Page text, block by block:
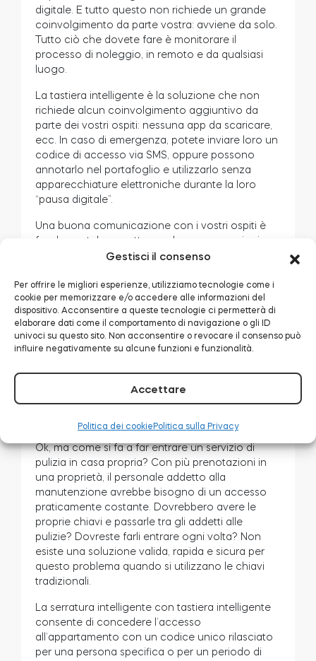
Gestisci il consenso
Per offrire le migliori esperienze, utilizziamo tecnologie come i
cookie per memorizzare e/o accedere alle informazioni del
dispositivo. Acconsentire a queste tecnologie ci permetterà di
elaborare dati come il comportamento di navigazione o gli ID
univoci su questo sito. Non acconsentire o revocare il consenso può
influire negativamente su alcune funzioni e funzionalità.
Accettare
Politica dei cookie Politica sulla Privacy
digitale. E tutto questo non richiede un grande
coinvolgimento da parte vostra: avviene da solo.
Tutto ciò che dovete fare è monitorare il
processo di noleggio, in remoto e da qualsiasi
luogo.
La tastiera intelligente è la soluzione che non
richiede alcun coinvolgimento aggiuntivo da
parte dei vostri ospiti: nessuna app da scaricare,
ecc. In caso di emergenza, potete inviare loro un
codice di accesso via SMS, oppure possono
annotarlo nel portafoglio e utilizzarlo senza
apparecchiature elettroniche durante la loro
“pausa digitale”.
Una buona comunicazione con i vostri ospiti è
fondamentale per ottenere buone recensioni e
aumentare il numero di prenotazioni. Anche gli
tutto, dalle richieste di prenotazione alle
domande degli ospiti. L’automazione della
messaggistica aiuterà a ridurre al minimo le
attività ripetitive e a risolvere rapidamente i
potenziali problemi che possono sorgere. Il tutto
comunicazione.
Ok, ma come si fa a far entrare un servizio di
pulizia in casa propria? Con più prenotazioni in
una proprietà, il personale addetto alla
manutenzione avrebbe bisogno di un accesso
praticamente costante. Dovrebbero avere le
proprie chiavi e passarle tra gli addetti alle
pulizie? Dovreste farli entrare ogni volta? Non
esiste una soluzione valida, rapida e sicura per
questo problema quando si utilizzano le chiavi
tradizionali.
La serratura intelligente con tastiera intelligente
consente di concedere l’accesso
all’appartamento con un codice unico rilasciato
per una persona specifica o per un periodo di